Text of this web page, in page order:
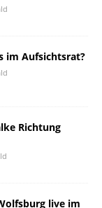
im Aufsichtsrat?
Richtung
live im